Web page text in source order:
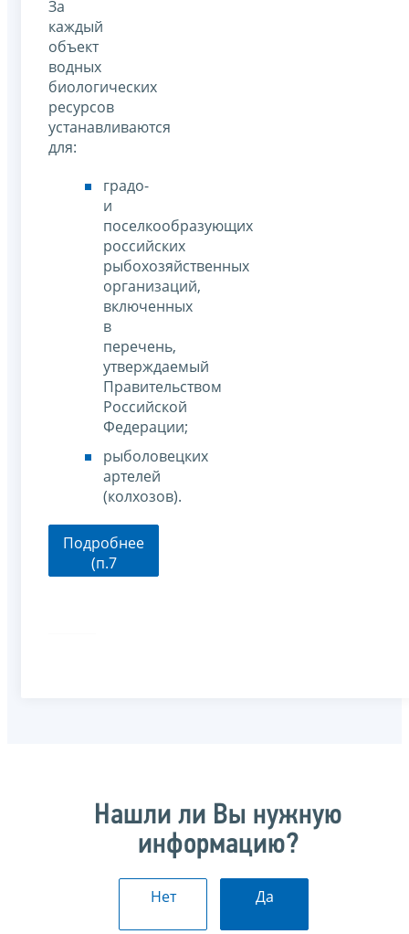
За
каждый
объект
водных
биологических
ресурсов
устанавливаются
для:
градо-
и
поселкообразующих
российских
рыбохозяйственных
организаций,
включенных
в
перечень,
утверждаемый
Правительством
Российской
Федерации;
рыболовецких
артелей
(колхозов).
Подробнее
(п.7
ст.333.3 НК
Нашли ли Вы нужную
информацию?
Нет Да